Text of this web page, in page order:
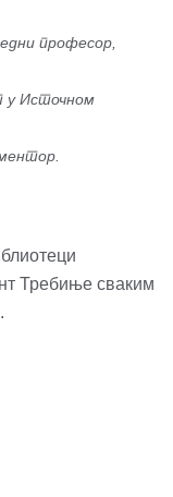
професор,
у Источном
Требиње сваким
године